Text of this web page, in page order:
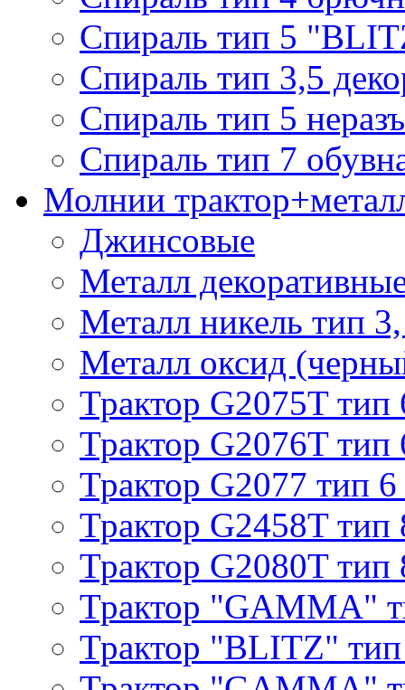
Спираль тип 5
Спираль тип 3,5
Спираль тип 5
Спираль тип 7
Молнии
Джинсовые
Металл
Металл никель тип
Металл оксид
Трактор G2075T тип
Трактор G2076T тип
Трактор G2077 тип 6
Трактор G2458T тип
Трактор G2080T тип
Трактор "GAMMA"
Трактор "BLITZ"